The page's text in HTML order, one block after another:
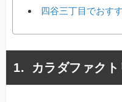
四谷三丁目でおす
カラダファク